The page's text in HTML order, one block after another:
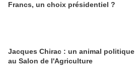
Francs, un choix présidentiel ?
Jacques Chirac : un animal politique
au Salon de l'Agriculture